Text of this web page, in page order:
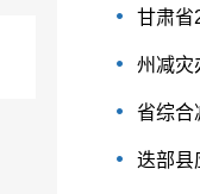
甘肃省
州减灾
省综合
迭部县